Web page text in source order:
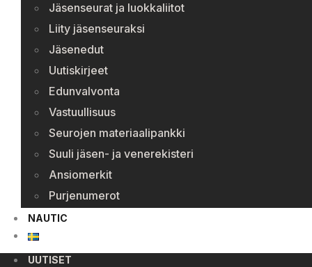
Jäsenseurat ja luokkaliitot
Liity jäsenseuraksi
Jäsenedut
Uutiskirjeet
Edunvalvonta
Vastuullisuus
Seurojen materiaalipankki
Suuli jäsen- ja venerekisteri
Ansiomerkit
Purjenumerot
NAUTIC
UUTISET